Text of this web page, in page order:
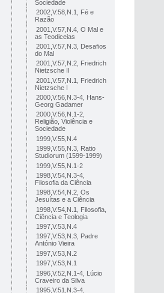
Sociedade
2002,V.58,N.1, Fé e
Razão
2001,V.57,N.4, O Mal e
as Teodiceias
2001,V.57,N.3, Desafios
do Mal
2001,V.57,N.2, Friedrich
Nietzsche II
2001,V.57,N.1, Friedrich
Nietzsche I
2000,V.56,N.3-4, Hans-
Georg Gadamer
2000,V.56,N.1-2,
Religião, Violência e
Sociedade
1999,V.55,N.4
1999,V.55,N.3, Ratio
Studiorum (1599-1999)
1999,V.55,N.1-2
1998,V.54,N.3-4,
Filosofia da Ciência
1998,V.54,N.2, Os
Jesuítas e a Ciência
1998,V.54,N.1, Filosofia,
Ciência e Teologia
1997,V.53,N.4
1997,V.53,N.3, Padre
António Vieira
1997,V.53,N.2
1997,V.53,N.1
1996,V.52,N.1-4, Lúcio
Craveiro da Silva
1995,V.51,N.3-4,